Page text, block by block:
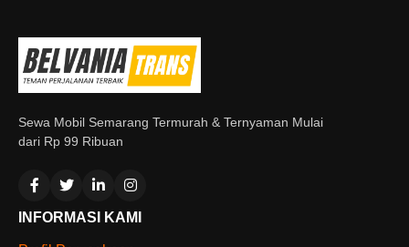
Sewa Mobil Semarang Termurah & Ternyaman Mulai
dari Rp 99 Ribuan
INFORMASI KAMI